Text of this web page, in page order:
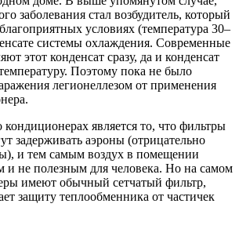
заболевания стал возбудитель, который
условиях (температура 30–
системы охлаждения. Современные
этот конденсат сразу, да и конденсат
Поэтому пока не было
легионеллезом от применения
является то, что фильтры
задерживать аэроны (отрицательно
и тем самым воздух в помещении
и не полезным для человека. Но на самом
имеют обычный сетчатый фильтр,
защиту теплообменника от частичек